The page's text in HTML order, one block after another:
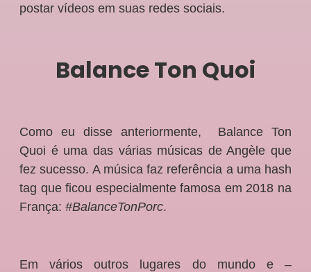
postar vídeos em suas redes sociais.
Balance Ton Quoi
Como eu disse anteriormente, Balance Ton
Quoi é uma das várias músicas de Angèle que
fez sucesso. A música faz referência a uma hash
tag que ficou especialmente famosa em 2018 na
França: #BalanceTonPorc.
Em vários outros lugares do mundo e –